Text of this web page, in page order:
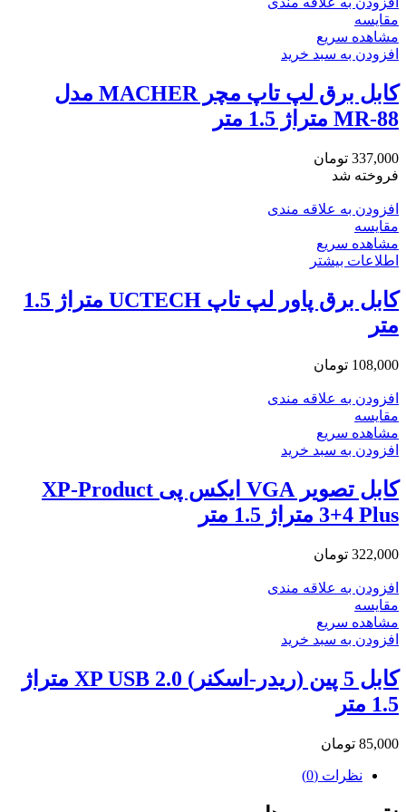
مقایسه
مشاهده سریع
افزودن به سبد خرید
کابل برق لپ تاپ مچر MACHER مدل
MR-88 متراژ 1.5 متر
337,000 تومان
فروخته شد
افزودن به علاقه مندی
مقایسه
مشاهده سریع
اطلاعات بیشتر
کابل برق پاور لپ تاپ UCTECH متراژ 1.5
متر
108,000 تومان
افزودن به علاقه مندی
مقایسه
مشاهده سریع
افزودن به سبد خرید
کابل تصویر VGA ایکس پی XP-Product
3+4 Plus متراژ 1.5 متر
322,000 تومان
افزودن به علاقه مندی
مقایسه
مشاهده سریع
افزودن به سبد خرید
کابل 5 پین (ریدر-اسکنر) XP USB 2.0 متراژ
1.5 متر
85,000 تومان
نظرات (0)